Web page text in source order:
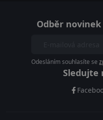
Odběr
Odesláním souhlasíte se
Sledujte